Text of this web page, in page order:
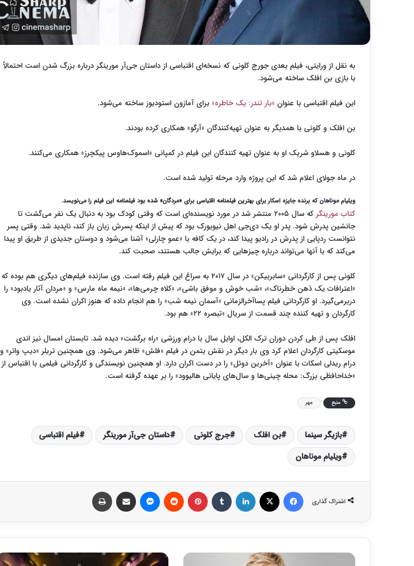
به نقل از ورایتی، فیلم بعدی جورج کلونی که نسخه‌ای اقتباسی از داستان جی‌آر مورینگر درباره بزرگ شدن است احتمالاً
با بازی بن افلک ساخته می‌شود.
این فیلم اقتباسی با عنوان «بار تندر: یک خاطره» برای آمازون استودیوز ساخته می‌شود.
بن افلک و کلونی با همدیگر به عنوان تهیه‌کنندگان «آرگو» همکاری کرده بودند.
کلونی و هسلاو شریک او به عنوان تهیه کنندگان این فیلم در کمپانی «اسموک‌هاوس پیکچرز» همکاری می‌کنند.
در ماه جولای اعلام شد که این پروژه وارد مرحله تولید شده است.
ویلیام موناهان که برنده جایزه اسکار برای بهترین فیلمنامه اقتباسی برای «مردگان» شده بود فیلمنامه این فیلم را می‌نویسد.
کتاب مورینگر
که سال ۲۰۰۵ منتشر شد در مورد نویسنده‌ای است که وقتی کودک بود به دنبال یک نفر می‌گشت تا
جانشین پدرش شود. پدر او یک دی‌جی اهل نیویورک بود که پیش از اینکه پسرش زبان باز کند، ناپدید شد. وقتی پسر
نتوانست ردپایی از پدرش در رادیو پیدا کند، در یک کافه با «عمو چارلی» آشنا می‌شود و دوستان جدیدی از طریق او پیدا
می‌کند که با آنها می‌تواند درباره چیزهایی که برایش جالب هستند، صحبت کند.
کلونی پس از کارگردانی «سابربیکن» در سال ۲۰۱۷ به سراغ این فیلم رفته است. وی سازنده فیلم‌های دیگری هم بوده که
«اعترافات یک ذهن خطرناک»، «شب خوش و موفق باشی»، «کلاه چرمی‌ها»، «نیمه ماه مارس» و «مردان آثار یادبود» را
دربرمی‌گیرد. او کارگردانی فیلم پساآخرالزمانی «آسمان نیمه شب» را هم انجام داده که هنوز اکران نشده است. وی
کارگردان و تهیه کننده چند قسمت از سریال «تبصره ۲۲» هم بود.
افلک پس از طی کردن دوران ترک الکل، اوایل سال با درام ورزشی «راه برگشت» دیده شد. تابستان امسال نیز اندی
موسکیتی کارگردان اعلام کرد وی بار دیگر در نقش بتمن در فیلم «فلش» ظاهر می‌شود. وی همچنین تریلر «دیپ واتر» و
درام ریدلی اسکات با عنوان «آخرین دوئل» را در دست اکران دارد. او همچنین نویسندگی و کارگردانی فیلمی با اقتباس از
«خداحافظی بزرگ: محله چینی‌ها و سال‌های پایانی هالیوود» را بر عهده گرفته است.
منبع مهر
بازیگر سینما بن افلک جرج کلونی داستان جی‌آر مورینگر
فیلم اقتباسی
ویلیام موناهان
اشتراک گذاری
ا
ا